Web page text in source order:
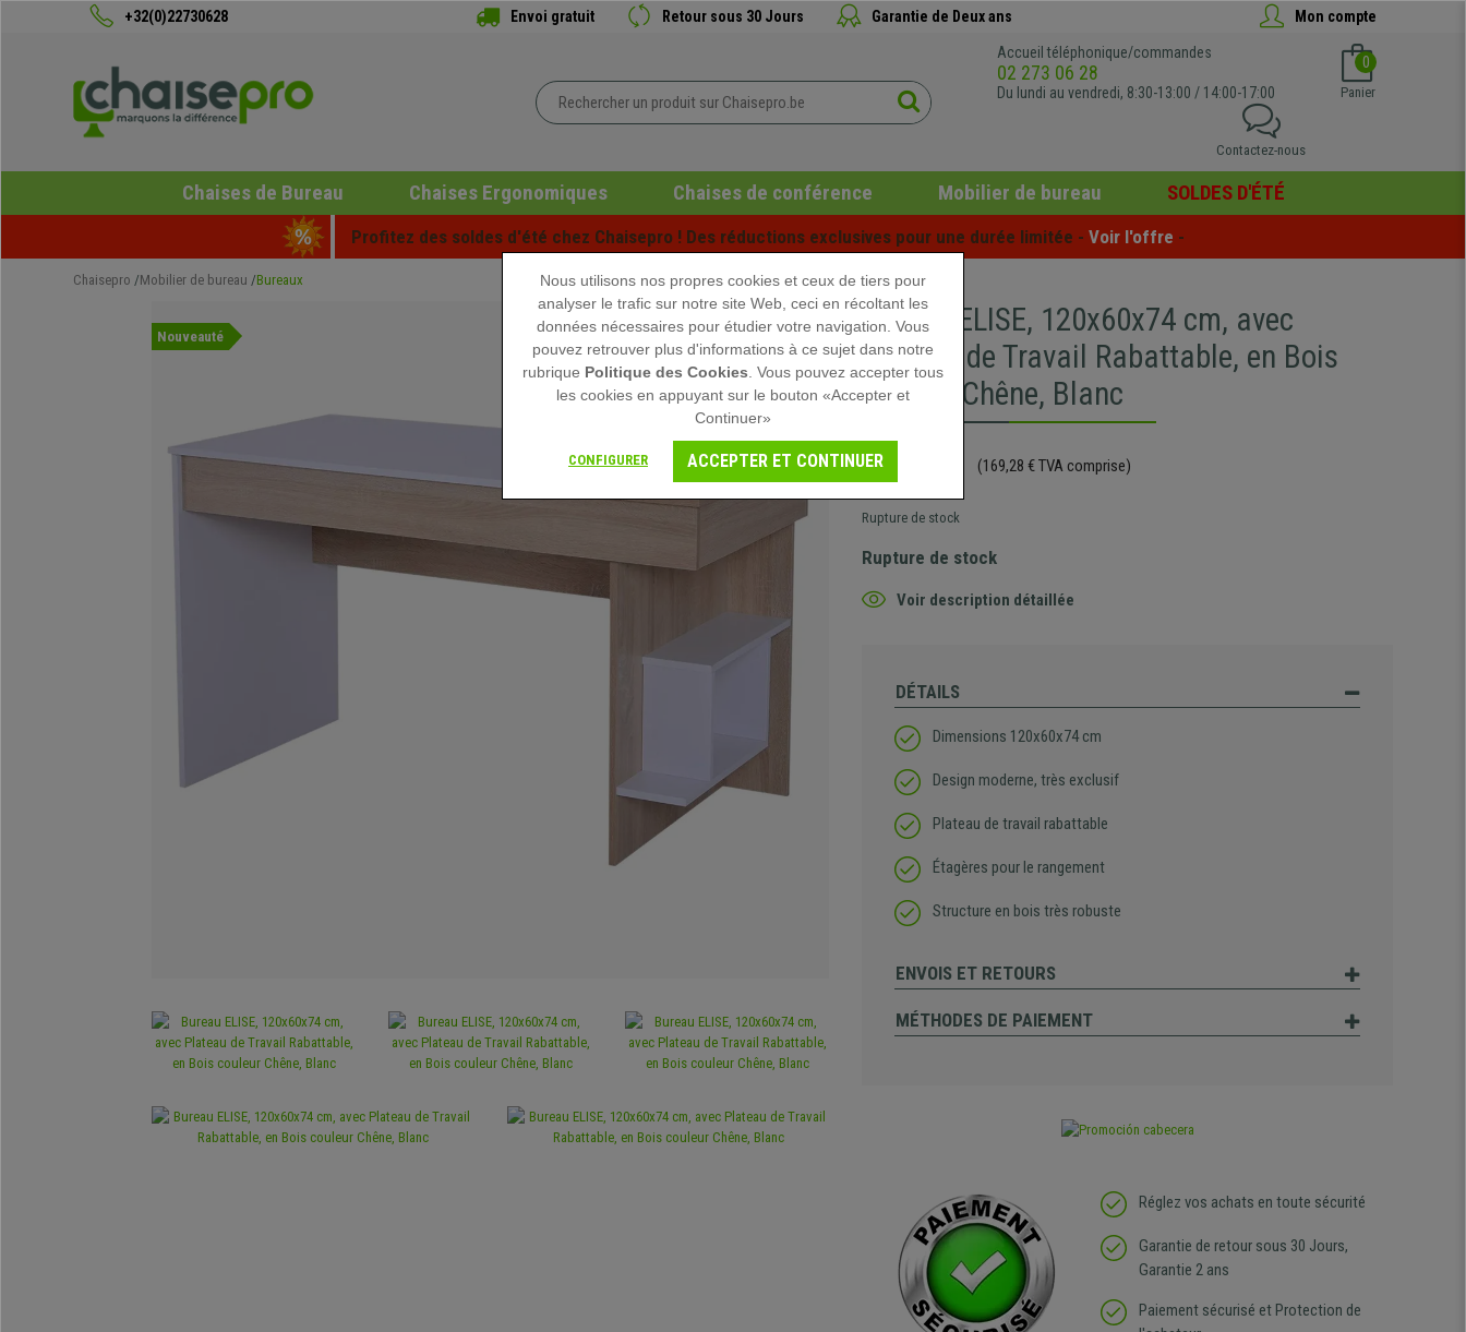
+32(0)22730628 Envoi gratuit Retour sous 30 Jours Garantie de Deux ans Mon compte
Accueil téléphonique/commandes
02 273 06 28
Du lundi au vendredi, 8:30-13:00 / 14:00-17:00
0
Panier
Contactez-nous
Chaises de Bureau Chaises Ergonomiques Chaises de conférence Mobilier de bureau SOLDES D'ÉTÉ
Profitez des soldes d'été chez Chaisepro ! Des réductions exclusives pour une durée limitée - Voir l'offre -
Chaisepro Mobilier de bureau Bureaux
Nouveauté
Bureau ELISE, 120x60x74 cm, avec
Plateau de Travail Rabattable, en Bois
couleur Chêne, Blanc
139,90 € (169,28 € TVA comprise)
Rupture de stock
Rupture de stock
Voir description détaillée
DÉTAILS
Dimensions 120x60x74 cm
Design moderne, très exclusif
Plateau de travail rabattable
Étagères pour le rangement
Structure en bois très robuste
ENVOIS ET RETOURS
MÉTHODES DE PAIEMENT
Réglez vos achats en toute sécurité
Garantie de retour sous 30 Jours,
Garantie 2 ans
Paiement sécurisé et Protection de
Nous utilisons nos propres cookies et ceux de tiers pour
analyser le trafic sur notre site Web, ceci en récoltant les
données nécessaires pour étudier votre navigation. Vous
pouvez retrouver plus d'informations à ce sujet dans notre
rubrique Politique des Cookies . Vous pouvez accepter tous
les cookies en appuyant sur le bouton «Accepter et
Continuer»
CONFIGURER ACCEPTER ET CONTINUER